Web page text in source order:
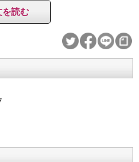
ない掟やぶりな場面があったり
、主人公が通う卓球場「卓球タム
でオープン中。公民館のような
7台の卓球台が並び、1時間500
140km/h！地上最速のエクスト
てしまう（腕次第）。
を読む